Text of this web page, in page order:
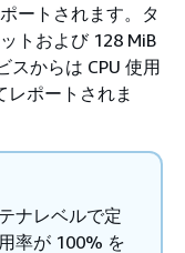
ートされます。タ
トおよび 128 MiB
スからは CPU 使用
ポートされま
ナレベルで定
率が 100% を